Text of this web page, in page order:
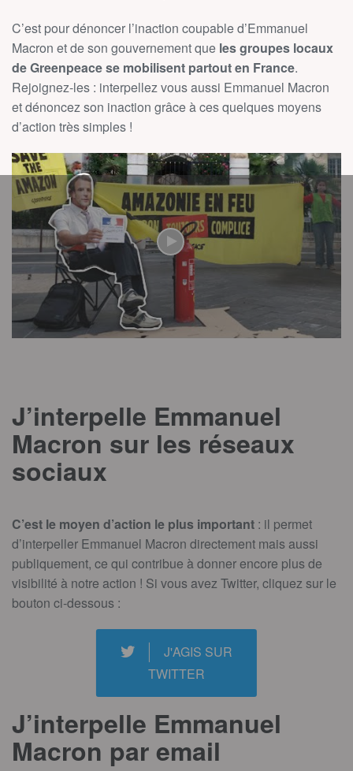
C’est pour dénoncer l’inaction coupable d’Emmanuel
Macron et de son gouvernement que les groupes locaux
de Greenpeace se mobilisent partout en France.
Rejoignez-les : interpellez vous aussi Emmanuel Macron
et dénoncez son inaction grâce à ces quelques moyens
d’action très simples !
J’interpelle Emmanuel
Macron sur les réseaux
sociaux
C’est le moyen d’action le plus important : il permet
d’interpeller Emmanuel Macron directement mais aussi
publiquement, ce qui contribue à donner encore plus de
visibilité à notre action ! Si vous avez Twitter, cliquez sur le
bouton ci-dessous :
J'AGIS SUR
TWITTER
J’interpelle Emmanuel
Macron par email